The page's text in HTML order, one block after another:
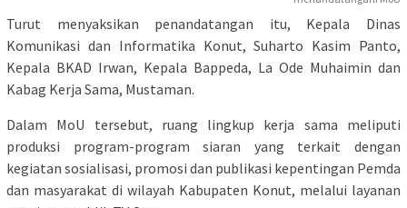
Turut menyaksikan penandatangan itu, Kepala Dinas
Komunikasi dan Informatika Konut, Suharto Kasim Panto,
Kepala BKAD Irwan, Kepala Bappeda, La Ode Muhaimin dan
Kabag Kerja Sama, Mustaman.
Dalam MoU tersebut, ruang lingkup kerja sama meliputi
produksi program-program siaran yang terkait dengan
kegiatan sosialisasi, promosi dan publikasi kepentingan Pemda
dan masyarakat di wilayah Kabupaten Konut, melalui layanan